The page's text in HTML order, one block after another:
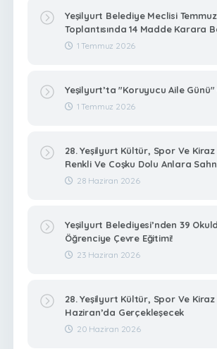
Yeşilyurt Belediye Meclisi Temmuz
Toplantısında 14 Madde Karara
1 Temmuz 2026
Yeşilyurt’ta "Koruyucu Aile Günü"
1 Temmuz 2026
28. Yeşilyurt Kültür, Spor Ve
Renkli Ve Coşku Dolu Anlara
28 Haziran 2026
Yeşilyurt Belediyesi’nden 39
Öğrenciye Çevre Eğitimi!
23 Haziran 2026
28. Yeşilyurt Kültür, Spor Ve Kiraz
Haziran’da Gerçekleşecek
20 Haziran 2026